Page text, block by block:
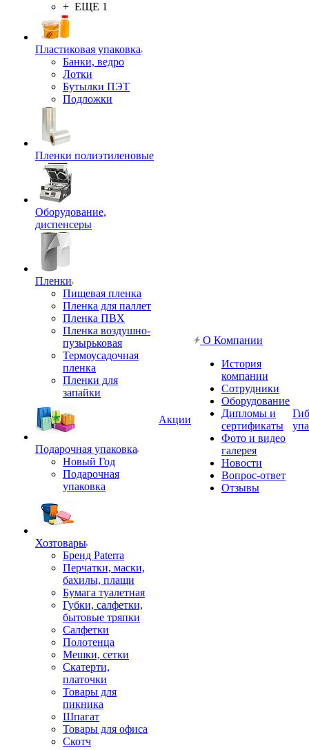
+ ЕЩЕ 1
Пластиковая упаковка
Банки, ведро
Лотки
Бутылки ПЭТ
Подложки
Пленки полиэтиленовые
Оборудование,
диспенсеры
Пленки
Пищевая пленка
Пленка для паллет
Пленка ПВХ
Пленка воздушно-
пузырьковая
Термоусадочная
пленка
Пленки для
запайки
Подарочная упаковка
Новый Год
Подарочная
упаковка
Хозтовары
Бренд Paterra
Перчатки, маски,
бахилы, плащи
Бумага туалетная
Губки, салфетки,
бытовые тряпки
Салфетки
Полотенца
Мешки, сетки
Скатерти,
платочки
Товары для
пикника
Шпагат
Товары для офиса
Скотч
Акции
О Компании
История
компании
Сотрудники
Оборудование
Дипломы и
сертификаты
Фото и видео
галерея
Новости
Вопрос-ответ
Отзывы